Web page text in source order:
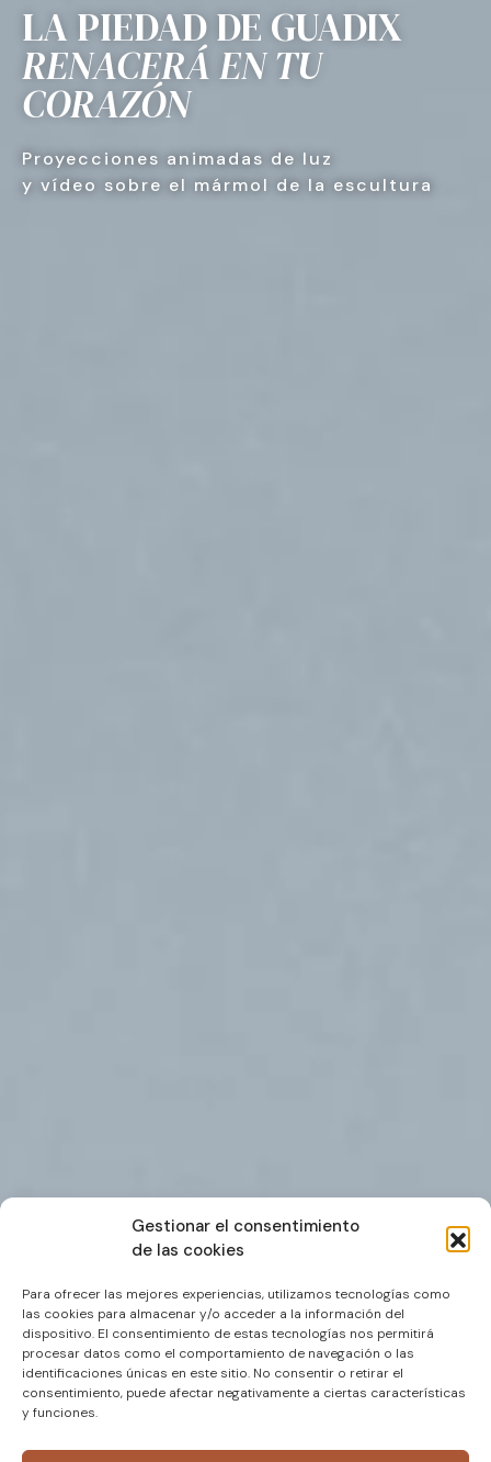
Gestionar el consentimiento
de las cookies
Para ofrecer las mejores experiencias, utilizamos tecnologías como
las cookies para almacenar y/o acceder a la información del
dispositivo. El consentimiento de estas tecnologías nos permitirá
procesar datos como el comportamiento de navegación o las
identificaciones únicas en este sitio. No consentir o retirar el
consentimiento, puede afectar negativamente a ciertas características
y funciones.
LA PIEDAD DE GUADIX
RENACERÁ EN TU
CORAZÓN
Proyecciones animadas de luz
y vídeo sobre el mármol de la escultura